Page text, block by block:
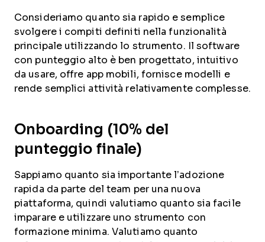
Consideriamo quanto sia rapido e semplice
svolgere i compiti definiti nella funzionalità
principale utilizzando lo strumento. Il software
con punteggio alto è ben progettato, intuitivo
da usare, offre app mobili, fornisce modelli e
rende semplici attività relativamente complesse.
Onboarding (10% del
punteggio finale)
Sappiamo quanto sia importante l’adozione
rapida da parte del team per una nuova
piattaforma, quindi valutiamo quanto sia facile
imparare e utilizzare uno strumento con
formazione minima. Valutiamo quanto